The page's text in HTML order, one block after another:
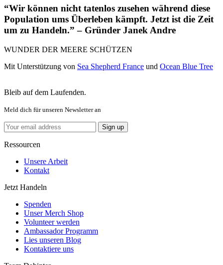
“Wir können nicht tatenlos zusehen während diese
Population ums Überleben kämpft. Jetzt ist die Zeit
um zu Handeln.” – Gründer Janek Andre​​
WUNDER DER MEERE SCHÜTZEN
Mit Unterstützung von Sea Shepherd France und Ocean Blue Tree
Bleib auf dem Laufenden.
Meld dich für unseren Newsletter an
Ressourcen
Unsere Arbeit
Kontakt
Jetzt Handeln
Spenden
Unser Merch Shop
Volunteer werden
Ambassador Programm
Lies unseren Blog
Kontaktiere uns